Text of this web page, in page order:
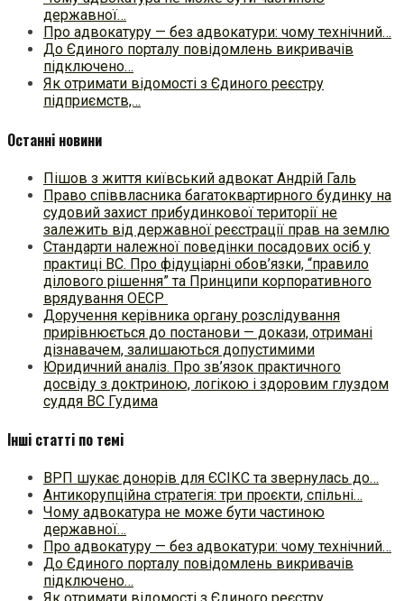
державної…
Про адвокатуру — без адвокатури: чому технічний…
До Єдиного порталу повідомлень викривачів
підключено…
Як отримати відомості з Єдиного реєстру
підприємств,…
Останні новини
Пішов з життя київський адвокат Андрій Галь
Право співвласника багатоквартирного будинку на
судовий захист прибудинкової території не
залежить від державної реєстрації прав на землю
Стандарти належної поведінки посадових осіб у
практиці ВC. Про фідуціарні обов’язки, “правило
ділового рішення” та Принципи корпоративного
врядування ОЕСР
Доручення керівника органу розслідування
прирівнюється до постанови — докази, отримані
дізнавачем, залишаються допустимими
Юридичний аналіз. Про зв’язок практичного
досвіду з доктриною, логікою і здоровим глуздом
суддя ВС Гудима
Інші статті по темі
ВРП шукає донорів для ЄСІКС та звернулась до…
Антикорупційна стратегія: три проєкти, спільні…
Чому адвокатура не може бути частиною
державної…
Про адвокатуру — без адвокатури: чому технічний…
До Єдиного порталу повідомлень викривачів
підключено…